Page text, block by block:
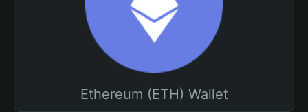
Ethereum (ETH) Wallet